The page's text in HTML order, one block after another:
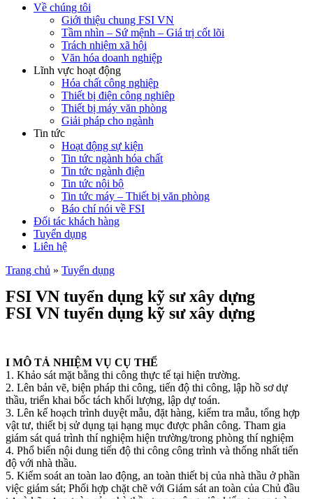
Về chúng tôi
Giới thiệu chung FSI VN
Tầm nhìn – Sứ mệnh – Giá trị cốt lõi
Trách nhiệm xã hội
Văn hóa doanh nghiệp
Lĩnh vực hoạt động
Hóa chất công nghiệp
Thiết bị điện công nghiêp
Thiết bị máy văn phòng
Giải pháp cho ngành
Tin tức
Hoạt động sự kiện
Tin tức ngành hóa chất
Tin tức ngành điện
Tin tức nội bộ
Tin tức máy – Thiết bị văn phòng
Báo chí nói về FSI
Đối tác khách hàng
Tuyển dụng
Liên hệ
Trang chủ » Tuyển dụng
FSI VN tuyển dụng kỹ sư xây dựng
FSI VN tuyển dụng kỹ sư xây dựng
I MÔ TẢ NHIỆM VỤ CỤ THỂ
1. Khảo sát mặt bằng thi công thực tế tại hiện trường.
2. Lên bản vẽ, biện pháp thi công, tiến độ thi công, lập hồ sơ dự
thầu, triển khai bốc tách khối lượng, lập dự toán.
3. Lên kế hoạch trình duyệt mẫu, đặt hàng, kiểm tra mẫu, tổng hợp
vật tư, thiết bị sử dụng tại hạng mục được phân công. Tham gia
giám sát quá trình thí nghiệm hiện trường/trong phòng thí nghiệm
4. Phổ biến nội dung tiến độ thi công công trình và thống nhất tiến
độ với nhà thầu.
5. Kiểm soát an toàn lao động, an toàn thiết bị của nhà thầu ở phần
việc giám sát; Phối hợp chặt chẽ với Giám sát an toàn của Chủ đầu